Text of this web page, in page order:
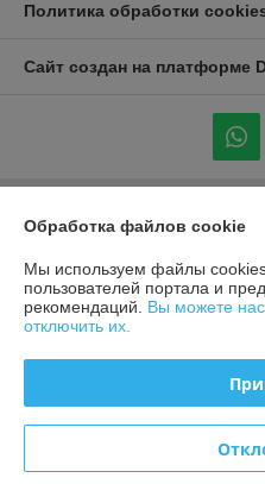
Политика обработки
Сайт создан на платформе
Информация для покупателя
Юридическое лицо:ООО "АГРОДАХ"
223053, Республика Беларусь,
Регистрационный номер ЕГР:
УНП: 191721677
Регистрационный орган: Исполком
Дата регистрации компании:
Ссылка на свидетельство/
Обработка файлов cookie
Мы используем файлы
пользователей портала и
рекомендаций. Вы можете
отключить их.